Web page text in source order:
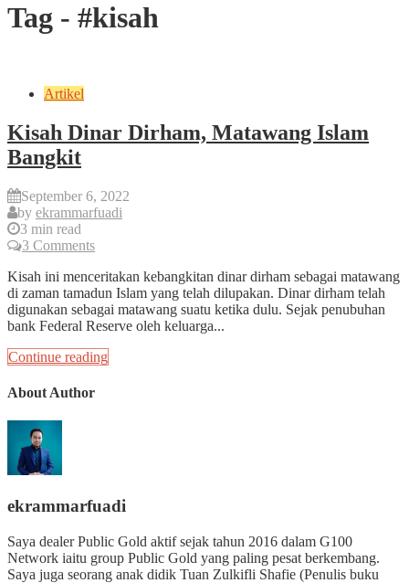
Tag - #kisah
Artikel
Kisah Dinar Dirham, Matawang Islam
Bangkit
September 6, 2022
by ekrammarfuadi
3 min read
3 Comments
Kisah ini menceritakan kebangkitan dinar dirham sebagai matawang
di zaman tamadun Islam yang telah dilupakan. Dinar dirham telah
digunakan sebagai matawang suatu ketika dulu. Sejak penubuhan
bank Federal Reserve oleh keluarga...
Continue reading
About Author
ekrammarfuadi
Saya dealer Public Gold aktif sejak tahun 2016 dalam G100
Network iaitu group Public Gold yang paling pesat berkembang.
Saya juga seorang anak didik Tuan Zulkifli Shafie (Penulis buku